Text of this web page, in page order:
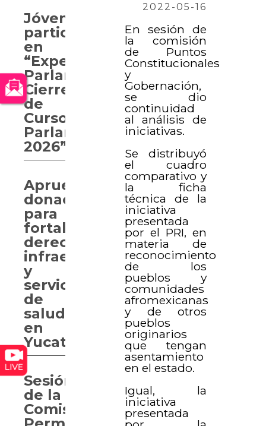
2022-05-16
En sesión de
la comisión
de Puntos
Constitucionales
y
Gobernación,
se dio
continuidad
al análisis de
iniciativas.
Se distribuyó
el cuadro
comparativo y
la ficha
técnica de la
iniciativa
presentada
por el PRI, en
materia de
reconocimiento
de los
pueblos y
comunidades
afromexicanas
y de otros
pueblos
originarios
que tengan
asentamiento
en el estado.
Igual, la
iniciativa
presentada
Jóvenes
participan
en
“Experiencia
Parlamentaria.
Cierre
de
Curso
Parlamentario
2026”
Aprueban
donaciones
para
fortalecer
derechos,
infraestructura
y
servicios
de
salud
en
Yucatán
Sesión
de la
Comisión